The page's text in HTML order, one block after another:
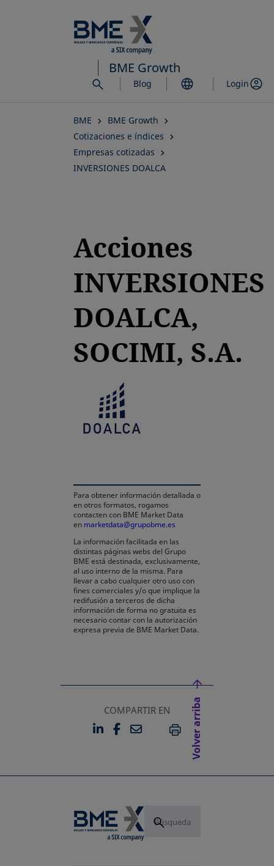
al
contenido
principal
BME Growth
Blog Login
BME
BME Growth
Cotizaciones e índices
Empresas cotizadas
INVERSIONES DOALCA
Acciones
INVERSIONES
DOALCA,
SOCIMI, S.A.
Para obtener información detallada o
en otros formatos, rogamos
contacten con BME Market Data
en marketdata@grupobme.es
La información facilitada en las
distintas páginas webs del Grupo
BME está destinada, exclusivamente,
al uso interno de la misma. Para
llevar a cabo cualquier otro uso con
fines comerciales y/o que implique la
redifusión a terceros de dicha
información de forma no gratuita es
necesario contar con la autorización
expresa previa de BME Market Data.
COMPARTIR EN
LINKEDIN
SE ABRE EN UNA PESTAÑA
FACEBOOK
SE ABRE EN UNA
EMAILIMPRIMIR
Volver arriba